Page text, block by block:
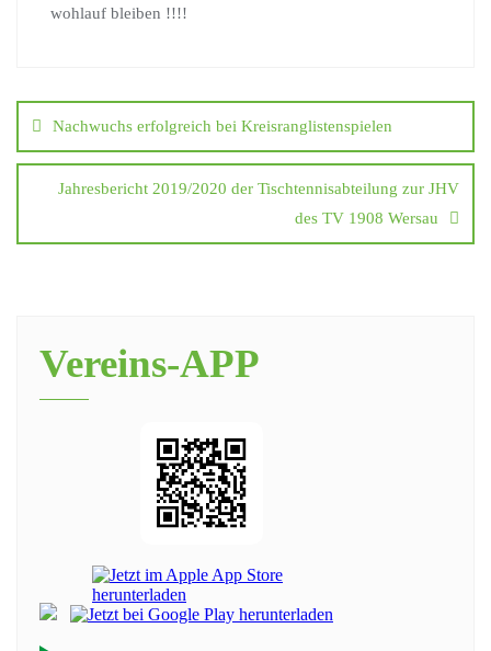
wohlauf bleiben !!!!
Nachwuchs erfolgreich bei Kreisranglistenspielen
Jahresbericht 2019/2020 der Tischtennisabteilung zur JHV
des TV 1908 Wersau
Vereins-APP